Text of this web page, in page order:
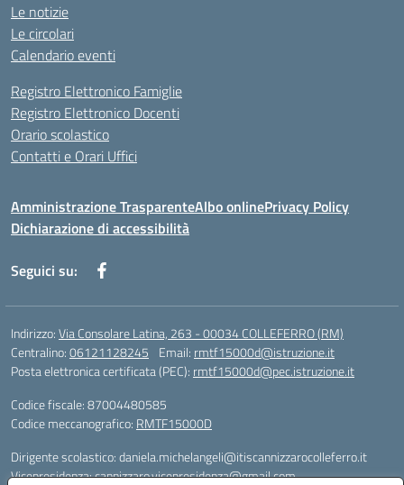
Le notizie
Le circolari
Calendario eventi
Registro Elettronico Famiglie
Registro Elettronico Docenti
Orario scolastico
Contatti e Orari Uffici
Amministrazione TrasparenteAlbo onlinePrivacy Policy
Dichiarazione di accessibilità
Seguici su:
Indirizzo:Via Consolare Latina, 263 - 00034 COLLEFERRO (RM)
Centralino:06121128245 Email: rmtf15000d@istruzione.it
Posta elettronica certificata (PEC): rmtf15000d@pec.istruzione.it
Codice fiscale: 87004480585
Codice meccanografico: RMTF15000D
Dirigente scolastico: daniela.michelangeli@itiscannizzarocolleferro.it
Vicepresidenza: cannizzaro.vicepresidenza@gmail.com